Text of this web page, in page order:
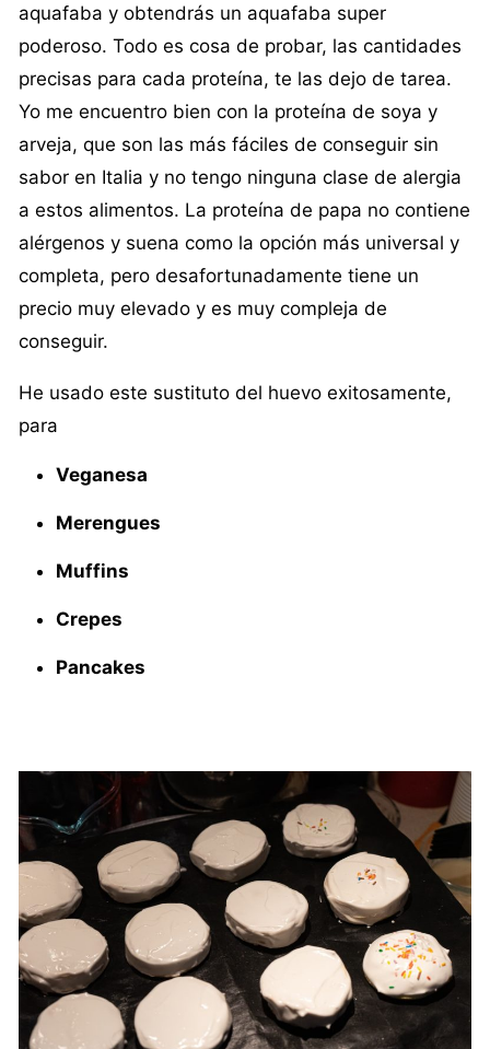
aquafaba y obtendrás un aquafaba super
poderoso. Todo es cosa de probar, las cantidades
precisas para cada proteína, te las dejo de tarea.
Yo me encuentro bien con la proteína de soya y
arveja, que son las más fáciles de conseguir sin
sabor en Italia y no tengo ninguna clase de alergia
a estos alimentos. La proteína de papa no contiene
alérgenos y suena como la opción más universal y
completa, pero desafortunadamente tiene un
precio muy elevado y es muy compleja de
conseguir.
He usado este sustituto del huevo exitosamente,
para
Veganesa
Merengues
Muffins
Crepes
Pancakes